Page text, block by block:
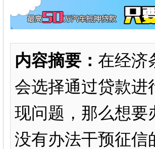
内容摘要： 在经济
会选择通过贷款进
现问题，那么想要
没有办法干预征信